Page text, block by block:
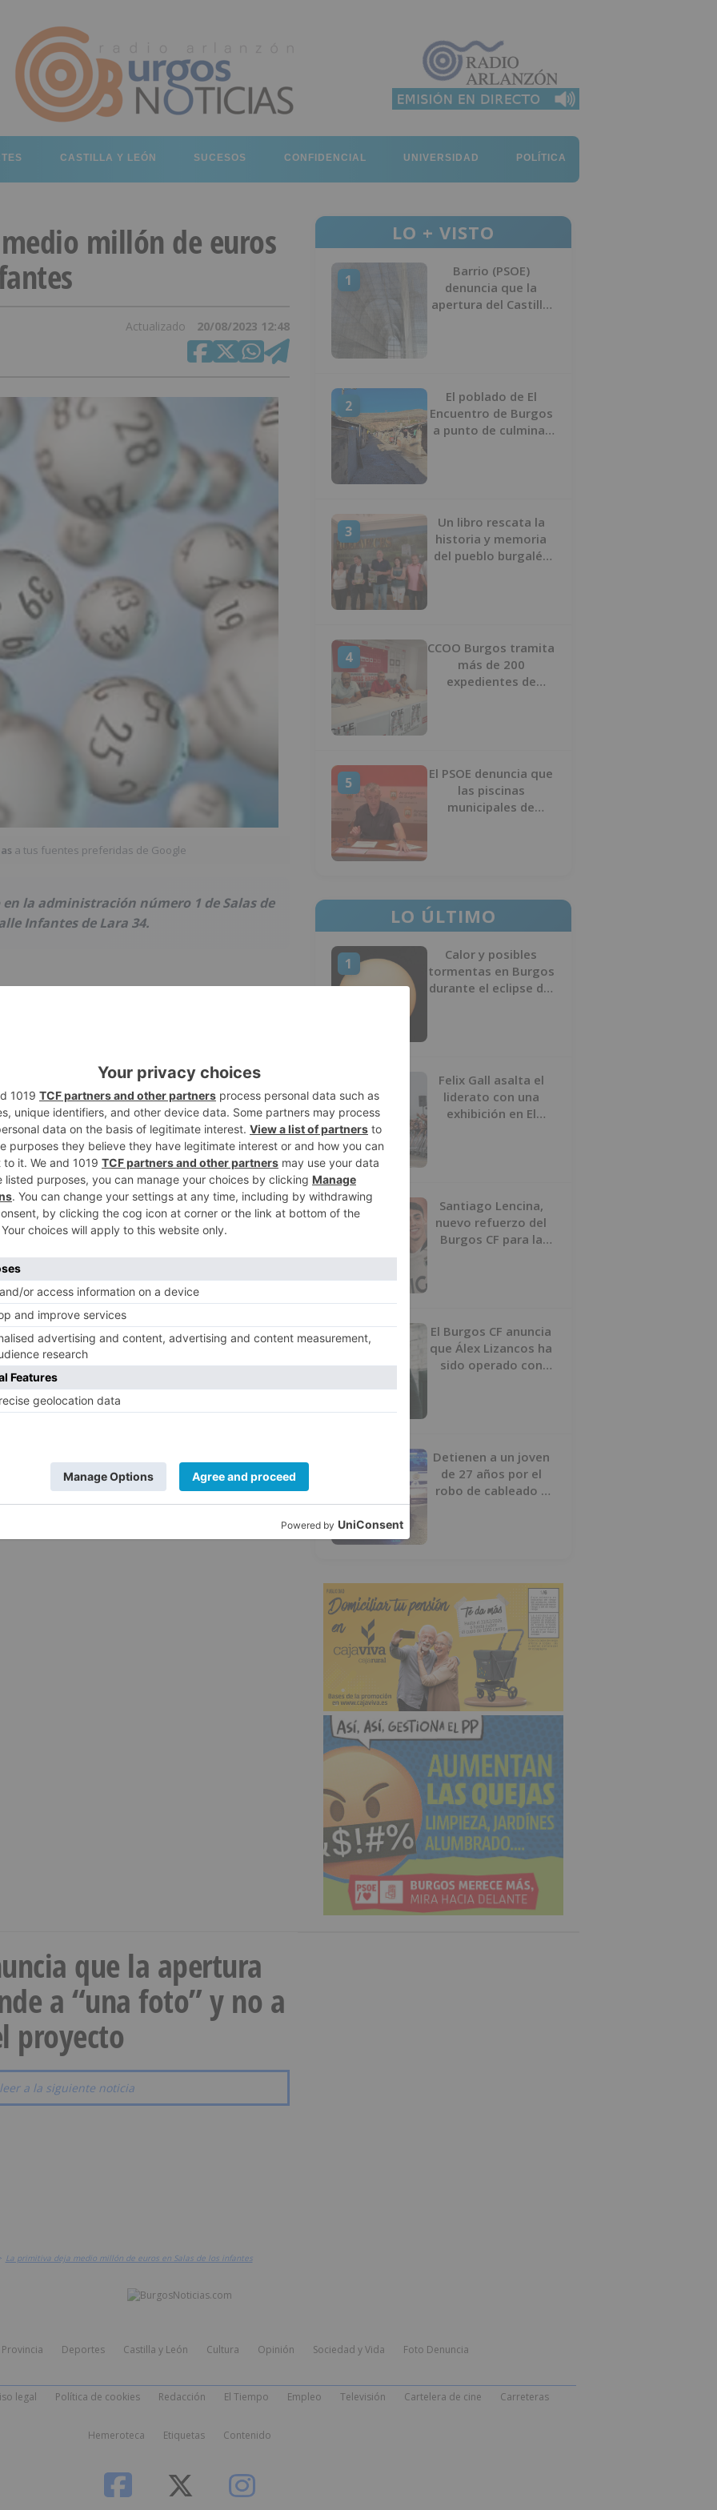
CASTILLA Y LEÓN SUCESOS CONFIDENCIAL UNIVERSIDAD POLÍTICA
millón de euros
Actualizado 20/08/2023 12:48
a tus fuentes preferidas de Google
la administración número 1 de Salas de
Infantes de Lara 34.
parte de un primer premio, dotado con
en la localidad burgalesa de Salas
y Apuestas del Estado.
dos boletos acertantes de primera
de loterías número 1 de Salas
34 de la avenida Infantes de Lara de
fue vendido en el despacho receptor
Ibi.
por los números :2, 3, 12, 26, 31,
el 9
salas infantes
LO + VISTO
1
Barrio (PSOE)
denuncia que la
apertura del Castillo
2
El poblado de El
Encuentro de Burgos
a punto de culminar
3
Un libro rescata la
historia y memoria
del pueblo burgalés
4
CCOO Burgos tramita
más de 200
expedientes de
5
El PSOE denuncia que
las piscinas
municipales de
LO ÚLTIMO
1
Calor y posibles
tormentas en Burgos
durante el eclipse del
2
Felix Gall asalta el
liderato con una
exhibición en El
3
Santiago Lencina,
nuevo refuerzo del
Burgos CF para la
4
El Burgos CF anuncia
que Álex Lizancos ha
sido operado con
Detienen a un joven
de 27 años por el
robo de cableado y
que la apertura
a “una foto” y no a
proyecto
a la siguiente noticia
La primitiva deja medio millón de euros en Salas de los infantes
Provincia Deportes Castilla y León Cultura Opinión Sociedad y Vida Foto Denuncia
legal Política de cookies Redacción El Tiempo Empleo Televisión Cartelera de cine Carreteras
Hemeroteca Etiquetas Contenido